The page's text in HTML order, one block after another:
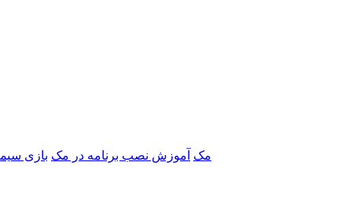
برنامه‌های Adobe مک آموزش نصب برنامه در مک بازی